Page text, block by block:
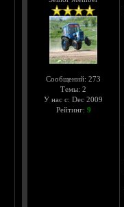
Сообщений: 273
Темы: 2
У нас с: Dec 2009
Рейтинг: 9